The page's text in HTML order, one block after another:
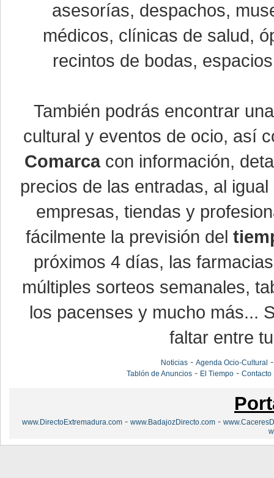
asesorías, despachos,
médicos, clínicas de salud,
recintos de bodas,
También podrás encontrar
cultural y eventos de ocio, así
Comarcacon información,
precios de las entradas, al
empresas, tiendas y
fácilmente la previsión del
próximos 4 días, las
múltiples sorteos semanales,
los pacenses y mucho más...
faltar entre
Noticias -Agenda Ocio-Cultural
Tablón de Anuncios - El Tiempo -Contacto
www.DirectoExtremadura.com - www.BadajozDirecto.com -